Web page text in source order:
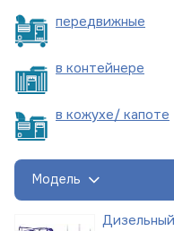
передвижные
в контейнере
в кожухе/ капоте
Модель